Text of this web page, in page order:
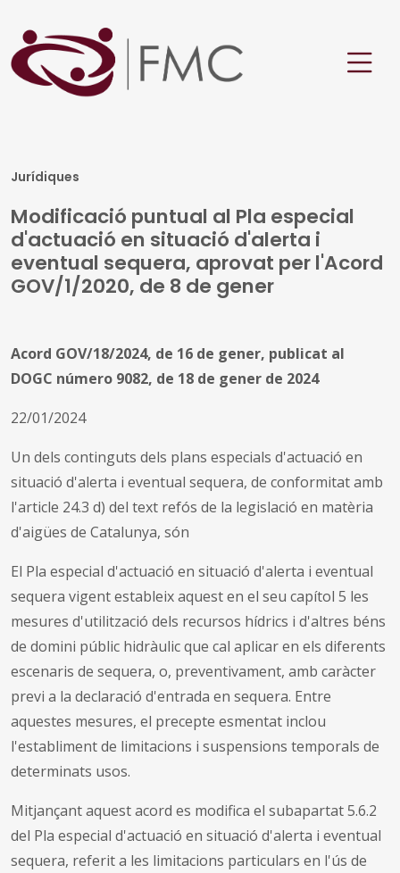
Jurídiques
Modificació puntual al Pla especial
d'actuació en situació d'alerta i
eventual sequera, aprovat per l'Acord
GOV/1/2020, de 8 de gener
Acord GOV/18/2024, de 16 de gener, publicat al
DOGC número 9082, de 18 de gener de 2024
22/01/2024
Un dels continguts dels plans especials d'actuació en
situació d'alerta i eventual sequera, de conformitat amb
l'article 24.3 d) del text refós de la legislació en matèria
d'aigües de Catalunya, són
El Pla especial d'actuació en situació d'alerta i eventual
sequera vigent estableix aquest en el seu capítol 5 les
mesures d'utilització dels recursos hídrics i d'altres béns
de domini públic hidràulic que cal aplicar en els diferents
escenaris de sequera, o, preventivament, amb caràcter
previ a la declaració d'entrada en sequera. Entre
aquestes mesures, el precepte esmentat inclou
l'establiment de limitacions i suspensions temporals de
determinats usos.
Mitjançant aquest acord es modifica el subapartat 5.6.2
del Pla especial d'actuació en situació d'alerta i eventual
sequera, referit a les limitacions particulars en l'ús de